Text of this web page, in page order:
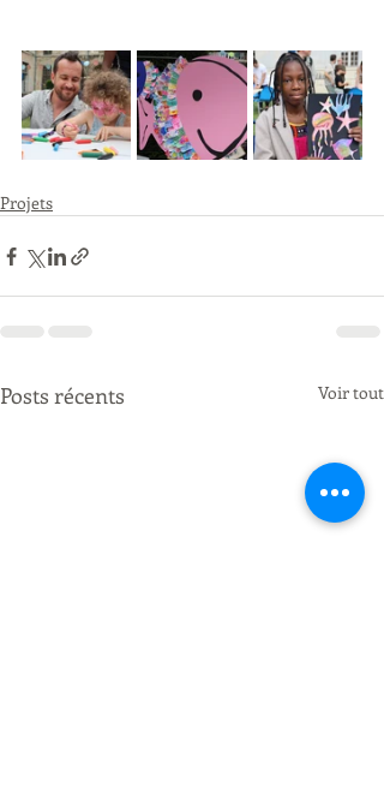
Projets
Posts récents Voir tout